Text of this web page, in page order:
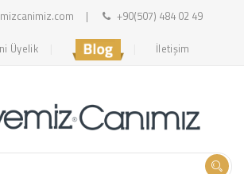
+90(507) 484 02 49
Üyelik İletişim